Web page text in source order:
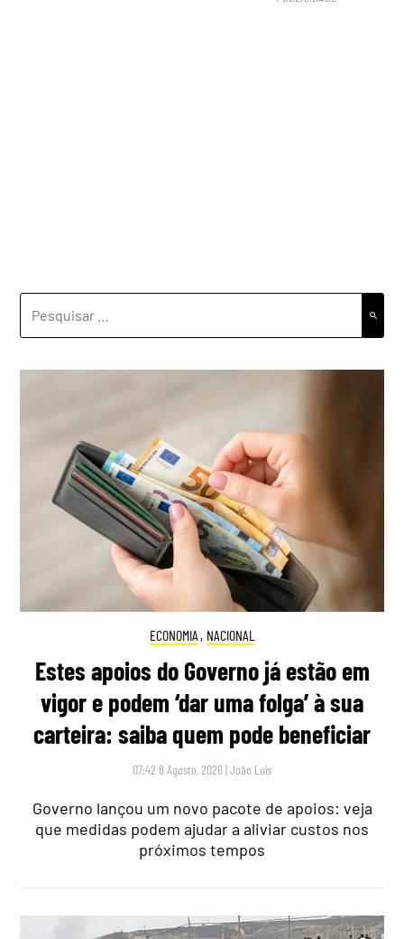
POR:
ECONOMIA , NACIONAL
Estes apoios do Governo já estão em
vigor e podem ‘dar uma folga’ à sua
carteira: saiba quem pode beneficiar
07:42 8 Agosto, 2026 |João Luís
Governo lançou um novo pacote de apoios: veja
que medidas podem ajudar a aliviar custos nos
próximos tempos